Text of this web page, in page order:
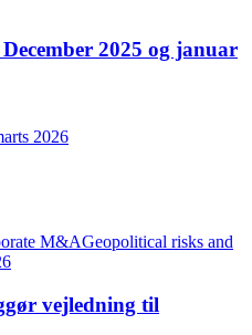
2025 og januar
2026
M&AGeopolitical risks and
vejledning til